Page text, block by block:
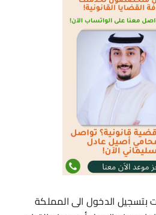
الدخول الى المملكة